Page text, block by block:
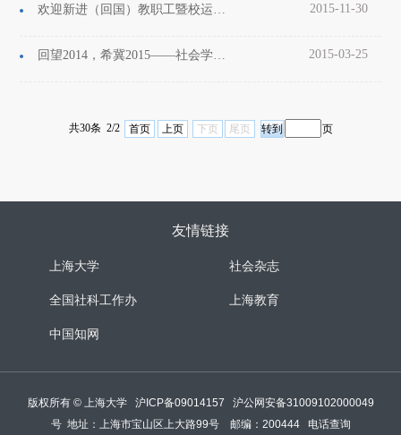
欢迎新进（回国）教职工暨校运会（教职工组）首金总结会 2015-11-30
回望2014，希冀2015——社会学院2015年新年迎新总结大会暨师生趣味运动会顺利举行 2015-03-25
共30条 2/2 首页 上页 下页 尾页 页
友情链接
上海大学 社会杂志
全国社科工作办 上海教育
中国知网
版权所有 ©上海大学 沪ICP备09014157
沪公网安备31009102000049
号地址：上海市宝山区上大路99号 邮编：200444 电话查询